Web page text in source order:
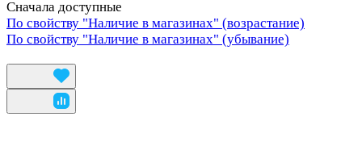
Сначала доступные
По свойству "Наличие в магазинах" (возрастание)
По свойству "Наличие в магазинах" (убывание)